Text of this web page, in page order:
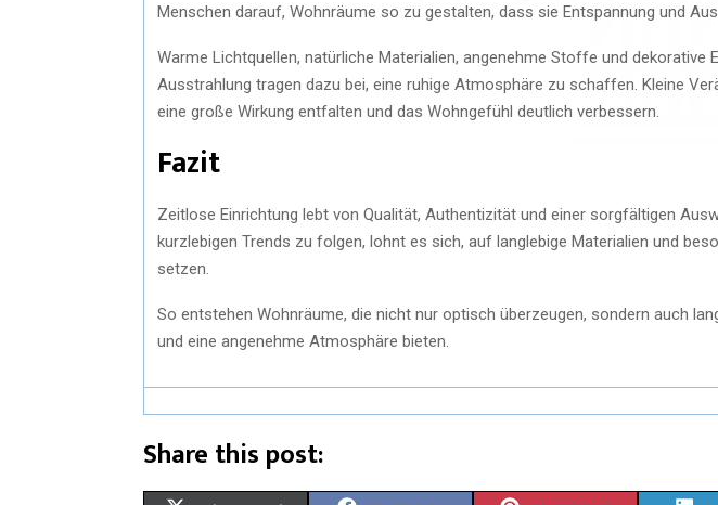
Menschen darauf, Wohnräume so zu gestalten, dass sie Entspannung und
Warme Lichtquellen, natürliche Materialien, angenehme Stoffe und dekorative
Ausstrahlung tragen dazu bei, eine ruhige Atmosphäre zu schaffen. Kleine
eine große Wirkung entfalten und das Wohngefühl deutlich verbessern.
Fazit
Zeitlose Einrichtung lebt von Qualität, Authentizität und einer sorgfältigen
kurzlebigen Trends zu folgen, lohnt es sich, auf langlebige Materialien und
setzen.
So entstehen Wohnräume, die nicht nur optisch überzeugen, sondern auch
und eine angenehme Atmosphäre bieten.
Share this post: